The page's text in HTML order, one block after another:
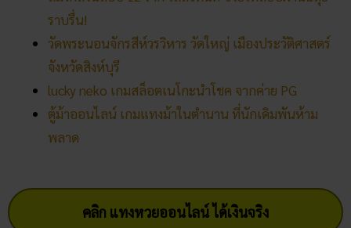
ราบรื่น!
วัดพระนอนจักรสีห์วรวิหาร วัดใหญ่ เมืองประวัติศาสตร์
จังหวัดสิงห์บุรี
lucky neko เกมสล็อตเนโกะนำโชค จากค่าย PG
ตู้ม้าออนไลน์ เกมแทงม้าในตำนาน ที่นักเดิมพันห้าม
พลาด
คลิก แทงหวยออนไลน์ ได้เงินจริง